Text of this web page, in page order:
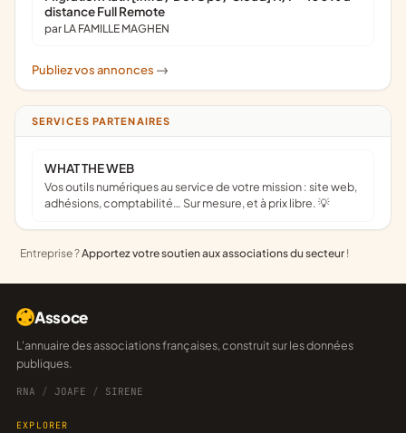
distance Full Remote
par LA FAMILLE MAGHEN
Publiez vos annonces ->
SERVICES PARTENAIRES
WHAT THE WEB
Vos outils numériques au service de votre mission : site web,
adhésions, comptabilité… Sur mesure, et à prix libre. 💡
Entreprise ?Apportez votre soutien aux associations du secteur !
Assoce
L'annuaire des associations françaises, construit sur les données
publiques.
RNA / JOAFE / SIRENE
EXPLORER